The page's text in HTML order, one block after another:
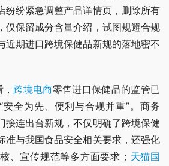
纷纷紧急调整产品详情页，删除所有
仅保留成分含量介绍，试图规避合规
近期进口跨境保健品新规的落地密不
跨境电商零售进口保健品的监管已
安全为先、便利与合规并重”。商务
接连出台新规，不仅明确了跨境保健
准与我国食品安全相关要求，还强化
、宣传规范等多方面要求； 天猫国